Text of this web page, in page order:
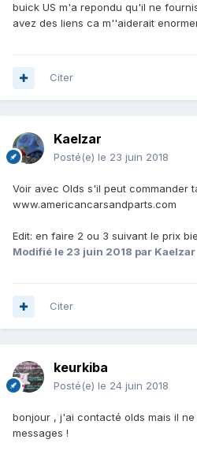
buick US m'a repondu qu'il ne
avez des liens ca m''aiderait
Citer
Kaelzar
Posté(e) le 23 juin 2018
Voir avec Olds s'il peut commander
www.americancarsandparts.com
Edit: en faire 2 ou 3 suivant le prix
Modifié le 23 juin 2018 par Kaelzar
Citer
keurkiba
Posté(e) le 24 juin 2018
bonjour , j'ai contacté olds mais il
messages !